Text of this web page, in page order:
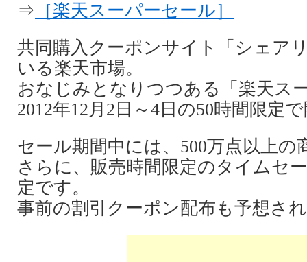
⇒ ［楽天スーパーセール］
共同購入クーポンサイト「シェア
いる楽天市場。
おなじみとなりつつある「楽天ス
2012年12月2日～4日の50時間限定
セール期間中には、500万点以上の
さらに、販売時間限定のタイムセ
定です。
事前の割引クーポン配布も予想さ